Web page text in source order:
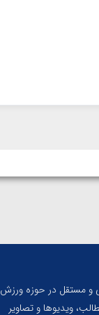
و مستقل در حوزه ورزش
ویدیوها و تصاویر